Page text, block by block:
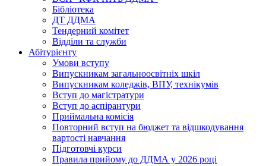
Бібліотека
ДТ ДДМА
Тендерний комітет
Відділи та служби
Абітурієнту
Умови вступу
Випускникам загальноосвітніх шкіл
Випускникам коледжів, ВПУ, технікумів
Вступ до магістратури
Вступ до аспірантури
Приймальна комісія
Повторний вступ на бюджет та відшкодування
вартості навчання
Підготовчі курси
Правила прийому до ДДМА у 2026 році